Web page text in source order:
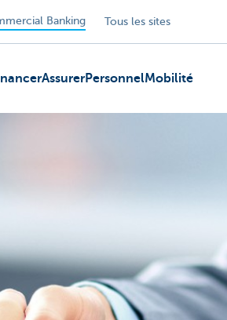
Banking Tous les sites
AssurerPersonnelMobilité